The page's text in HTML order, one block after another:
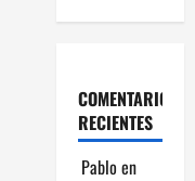
COMENTARIOS
RECIENTES
Pablo en